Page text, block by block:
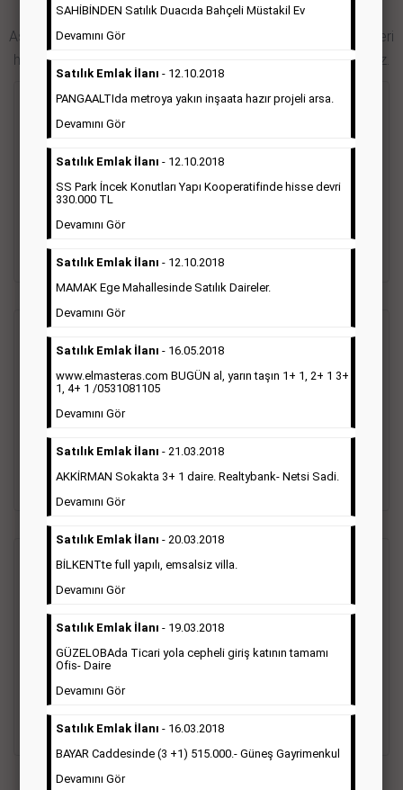
Hürriyet Gazetesi İlan Türleri
Aşağıdaki bağlantıları takip ederek Hürriyet gazetesi ilan türleri
hakkında detaylara ulaşabilir, ilan örneklerini inceleyebilirsiniz.
Seri İlan
Hürriyet gazetesi Seri ilanlar; emlak ilanı, eleman ilanı, zayi
gazetesi seri ilanlar, Türkiye baskısı, İstanbul baskısı, Ankara
baskısı, Ege baskısı, Akdeniz baskısı, Çukurova baskısı ve diğer
bütün bölgelerde yayınlanabilmektedir.
Detaylı Bilgi & İlan Örnekleri
Sosyal İlan
Gazetelerin sosyal ilan diye adlandırdığı bu ilan türü altında
türleri toplanmaktadır. Ticari amaç gütmeyen bu ilan çeşidin
de fiyatlandırma ilanın kapladığı alan üzerinden fiyatlandırılır.
Diğer çerçeveli ilanlara göre daha ekonomiktir.
Detaylı Bilgi & İlan Örnekleri
Ticari İlan (Hürriyet Gazetesi Reklam)
Hürriyet gazetesi Ticari ilan; firmaların tanıtımlarının, duyuru
ve kampanyalarının yapıldığı, çerçeveli ilan çeşididir.Hüriyet
gazetesine verilen ticari ilanları genellikle kurumsal firmalar
ile Finans, İnşaat, Turizm, Eğitim, Otomotiv sektörleri başta
Detaylı Bilgi & İlan Örnekleri
SAHİBİNDEN Satılık Duacıda Bahçeli Müstakil Ev
Devamını Gör
Satılık Emlak İlanı - 12.10.2018
PANGAALTIda metroya yakın inşaata hazır projeli arsa.
Devamını Gör
Satılık Emlak İlanı - 12.10.2018
SS Park İncek Konutları Yapı Kooperatifinde hisse devri
330.000 TL
Devamını Gör
Satılık Emlak İlanı - 12.10.2018
MAMAK Ege Mahallesinde Satılık Daireler.
Devamını Gör
Satılık Emlak İlanı - 16.05.2018
www.elmasteras.com BUGÜN al, yarın taşın 1+ 1, 2+ 1 3+
1, 4+ 1 /0531081105
Devamını Gör
Satılık Emlak İlanı - 21.03.2018
AKKİRMAN Sokakta 3+ 1 daire. Realtybank- Netsi Sadi.
Devamını Gör
Satılık Emlak İlanı - 20.03.2018
BİLKENTte full yapılı, emsalsiz villa.
Devamını Gör
Satılık Emlak İlanı - 19.03.2018
GÜZELOBAda Ticari yola cepheli giriş katının tamamı
Ofis- Daire
Devamını Gör
Satılık Emlak İlanı - 16.03.2018
BAYAR Caddesinde (3 +1) 515.000.- Güneş Gayrimenkul
Devamını Gör